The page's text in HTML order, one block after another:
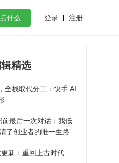
什么 登录 注册
flutter精选
全栈取代分工：快手 AI
最后一次对话：我低
了创业者的唯一生路
新：重回上古时代